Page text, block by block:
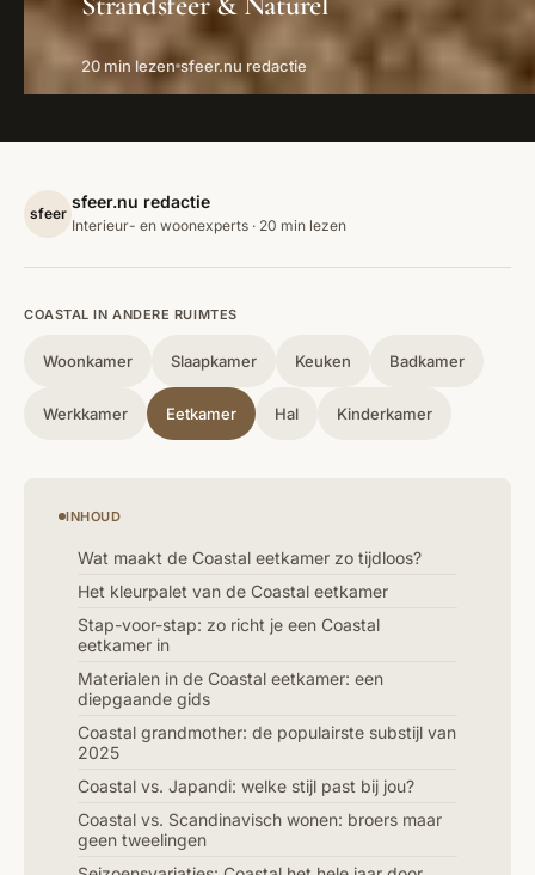
20 min lezen sfeer.nu redactie
sfeer
sfeer.nu redactie
Interieur- en woonexperts · 20 min lezen
COASTAL IN ANDERE RUIMTES
Woonkamer Slaapkamer Keuken Badkamer
Werkkamer Eetkamer Hal Kinderkamer
INHOUD
Wat maakt de Coastal eetkamer zo tijdloos?
Het kleurpalet van de Coastal eetkamer
Stap-voor-stap: zo richt je een Coastal
eetkamer in
Materialen in de Coastal eetkamer: een
diepgaande gids
Coastal grandmother: de populairste substijl van
2025
Coastal vs. Japandi: welke stijl past bij jou?
Coastal vs. Scandinavisch wonen: broers maar
geen tweelingen